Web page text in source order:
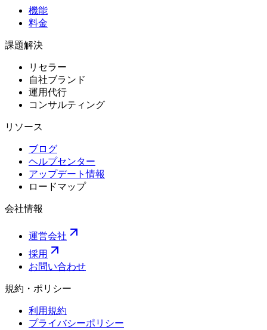
機能
料金
課題解決
リセラー
自社ブランド
運用代行
コンサルティング
リソース
ブログ
ヘルプセンター
アップデート情報
ロードマップ
会社情報
運営会社
採用
お問い合わせ
規約・ポリシー
利用規約
プライバシーポリシー